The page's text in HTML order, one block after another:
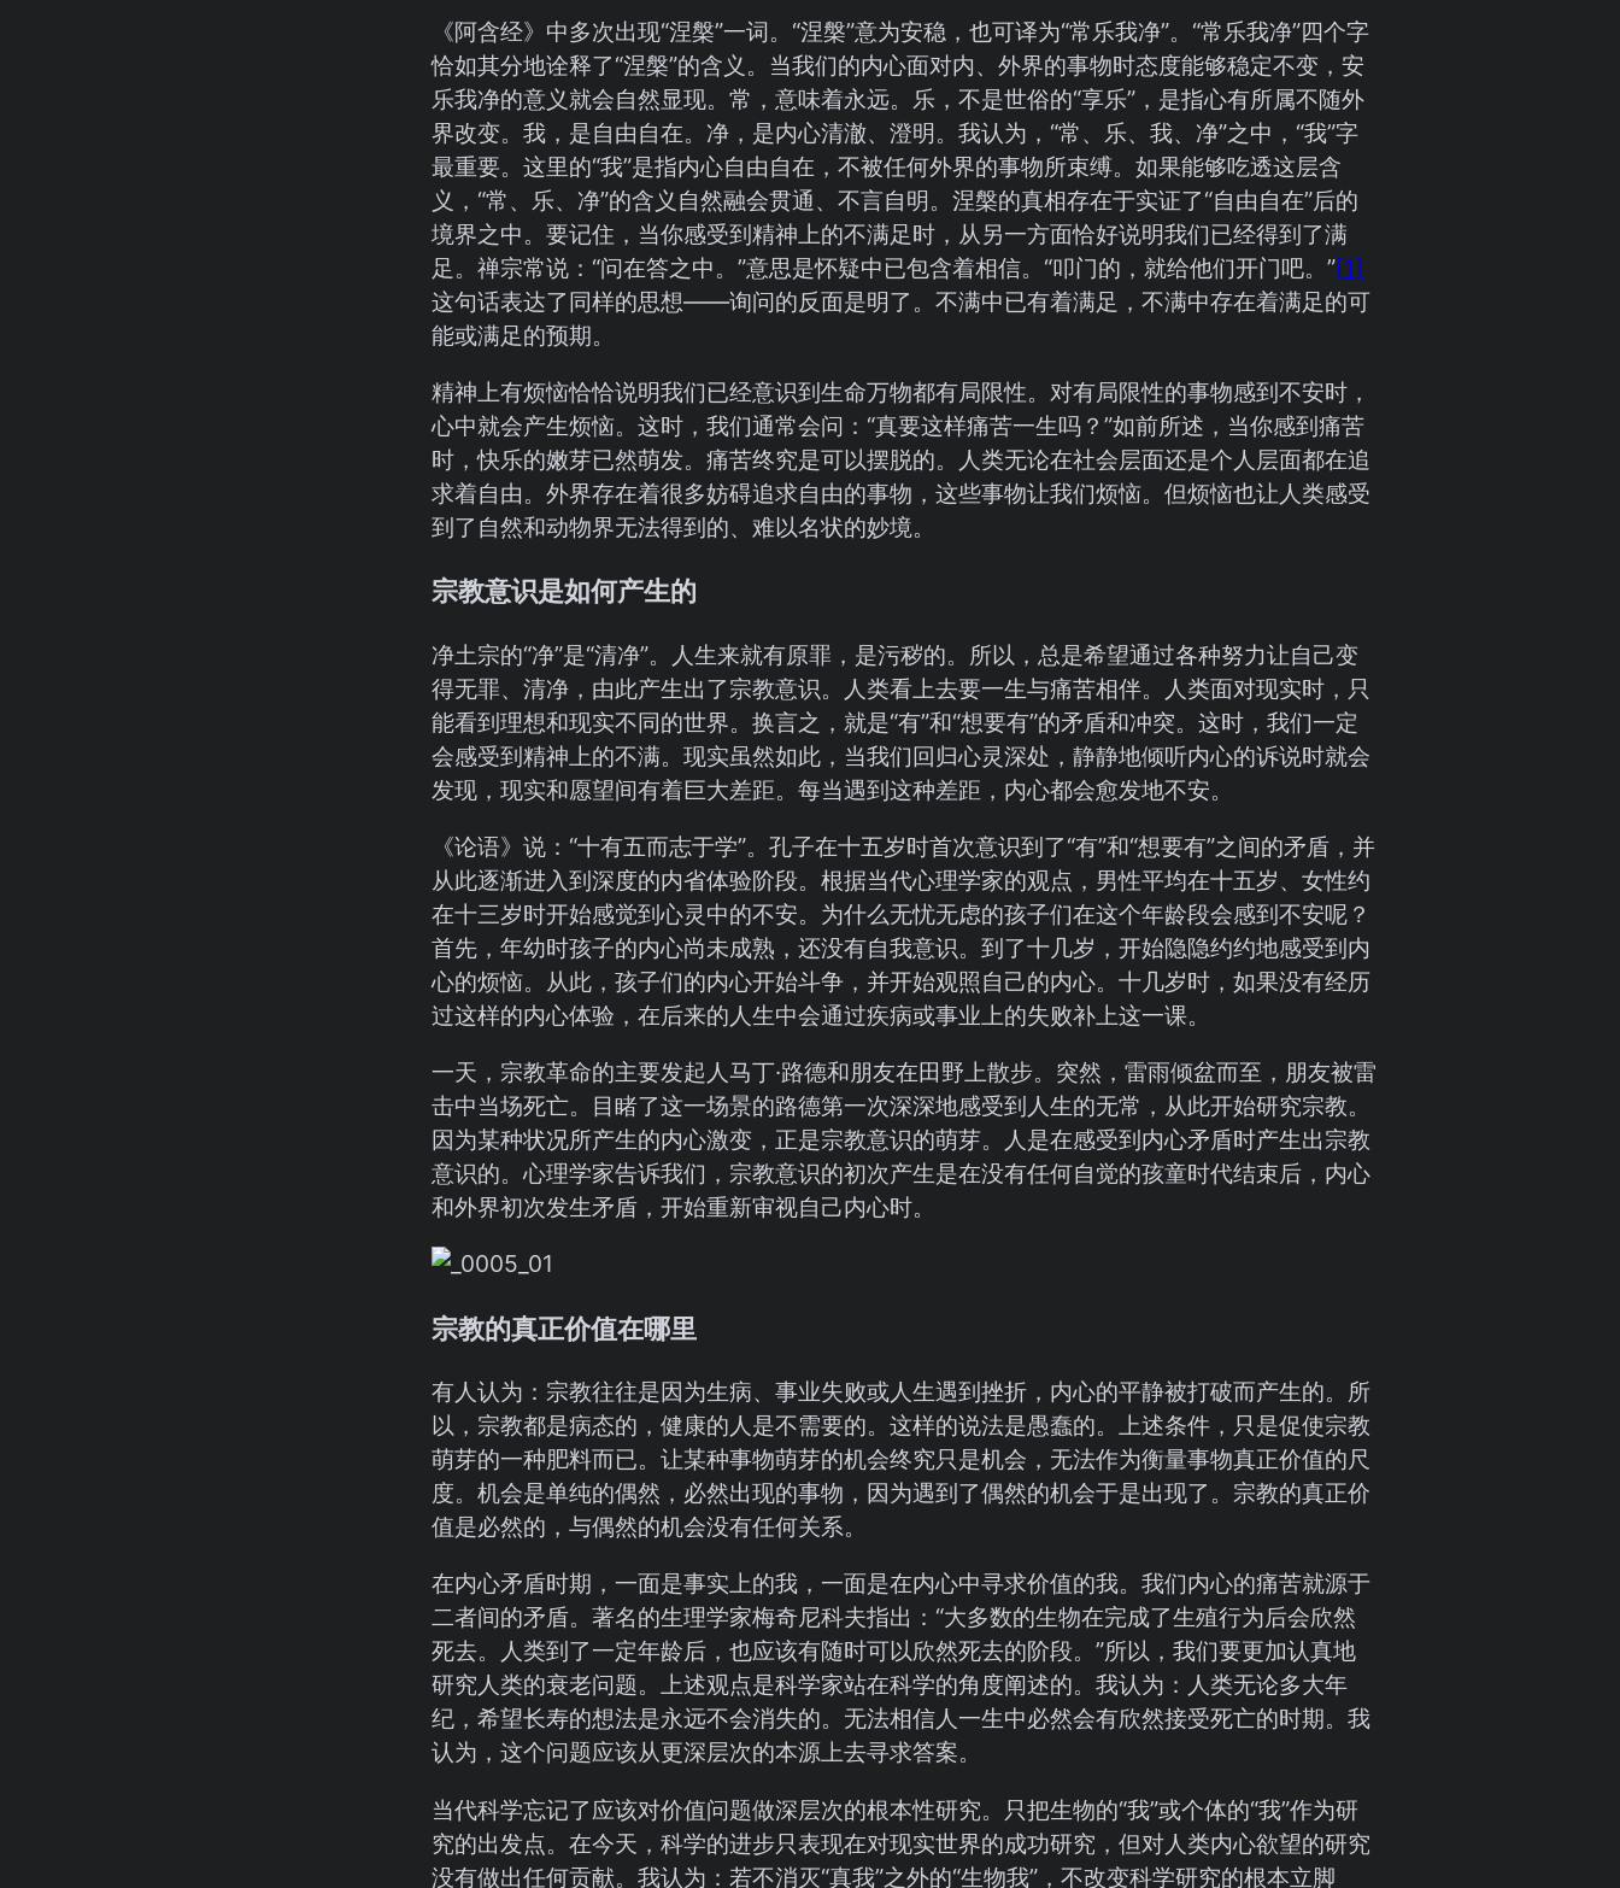
《阿含经》中多次出现“涅槃”一词。“涅槃”意为安稳，也可译为“常乐我净”。“常乐我净”四个字
恰如其分地诠释了“涅槃”的含义。当我们的内心面对内、外界的事物时态度能够稳定不变，安
乐我净的意义就会自然显现。常，意味着永远。乐，不是世俗的“享乐”，是指心有所属不随外
界改变。我，是自由自在。净，是内心清澈、澄明。我认为，“常、乐、我、净”之中，“我”字
最重要。这里的“我”是指内心自由自在，不被任何外界的事物所束缚。如果能够吃透这层含
义，“常、乐、净”的含义自然融会贯通、不言自明。涅槃的真相存在于实证了“自由自在”后的
境界之中。要记住，当你感受到精神上的不满足时，从另一方面恰好说明我们已经得到了满
足。禅宗常说：“问在答之中。”意思是怀疑中已包含着相信。“叩门的，就给他们开门吧。”[1]
这句话表达了同样的思想——询问的反面是明了。不满中已有着满足，不满中存在着满足的可
能或满足的预期。
精神上有烦恼恰恰说明我们已经意识到生命万物都有局限性。对有局限性的事物感到不安时，
心中就会产生烦恼。这时，我们通常会问：“真要这样痛苦一生吗？”如前所述，当你感到痛苦
时，快乐的嫩芽已然萌发。痛苦终究是可以摆脱的。人类无论在社会层面还是个人层面都在追
求着自由。外界存在着很多妨碍追求自由的事物，这些事物让我们烦恼。但烦恼也让人类感受
到了自然和动物界无法得到的、难以名状的妙境。
宗教意识是如何产生的
净土宗的“净”是“清净”。人生来就有原罪，是污秽的。所以，总是希望通过各种努力让自己变
得无罪、清净，由此产生出了宗教意识。人类看上去要一生与痛苦相伴。人类面对现实时，只
能看到理想和现实不同的世界。换言之，就是“有”和“想要有”的矛盾和冲突。这时，我们一定
会感受到精神上的不满。现实虽然如此，当我们回归心灵深处，静静地倾听内心的诉说时就会
发现，现实和愿望间有着巨大差距。每当遇到这种差距，内心都会愈发地不安。
《论语》说：“十有五而志于学”。孔子在十五岁时首次意识到了“有”和“想要有”之间的矛盾，并
从此逐渐进入到深度的内省体验阶段。根据当代心理学家的观点，男性平均在十五岁、女性约
在十三岁时开始感觉到心灵中的不安。为什么无忧无虑的孩子们在这个年龄段会感到不安呢？
首先，年幼时孩子的内心尚未成熟，还没有自我意识。到了十几岁，开始隐隐约约地感受到内
心的烦恼。从此，孩子们的内心开始斗争，并开始观照自己的内心。十几岁时，如果没有经历
过这样的内心体验，在后来的人生中会通过疾病或事业上的失败补上这一课。
一天，宗教革命的主要发起人马丁·路德和朋友在田野上散步。突然，雷雨倾盆而至，朋友被雷
击中当场死亡。目睹了这一场景的路德第一次深深地感受到人生的无常，从此开始研究宗教。
因为某种状况所产生的内心激变，正是宗教意识的萌芽。人是在感受到内心矛盾时产生出宗教
意识的。心理学家告诉我们，宗教意识的初次产生是在没有任何自觉的孩童时代结束后，内心
和外界初次发生矛盾，开始重新审视自己内心时。
宗教的真正价值在哪里
有人认为：宗教往往是因为生病、事业失败或人生遇到挫折，内心的平静被打破而产生的。所
以，宗教都是病态的，健康的人是不需要的。这样的说法是愚蠢的。上述条件，只是促使宗教
萌芽的一种肥料而已。让某种事物萌芽的机会终究只是机会，无法作为衡量事物真正价值的尺
度。机会是单纯的偶然，必然出现的事物，因为遇到了偶然的机会于是出现了。宗教的真正价
值是必然的，与偶然的机会没有任何关系。
在内心矛盾时期，一面是事实上的我，一面是在内心中寻求价值的我。我们内心的痛苦就源于
二者间的矛盾。著名的生理学家梅奇尼科夫指出：“大多数的生物在完成了生殖行为后会欣然
死去。人类到了一定年龄后，也应该有随时可以欣然死去的阶段。”所以，我们要更加认真地
研究人类的衰老问题。上述观点是科学家站在科学的角度阐述的。我认为：人类无论多大年
纪，希望长寿的想法是永远不会消失的。无法相信人一生中必然会有欣然接受死亡的时期。我
认为，这个问题应该从更深层次的本源上去寻求答案。
当代科学忘记了应该对价值问题做深层次的根本性研究。只把生物的“我”或个体的“我”作为研
究的出发点。在今天，科学的进步只表现在对现实世界的成功研究，但对人类内心欲望的研究
没有做出任何贡献。我认为：若不消灭“真我”之外的“生物我”，不改变科学研究的根本立脚